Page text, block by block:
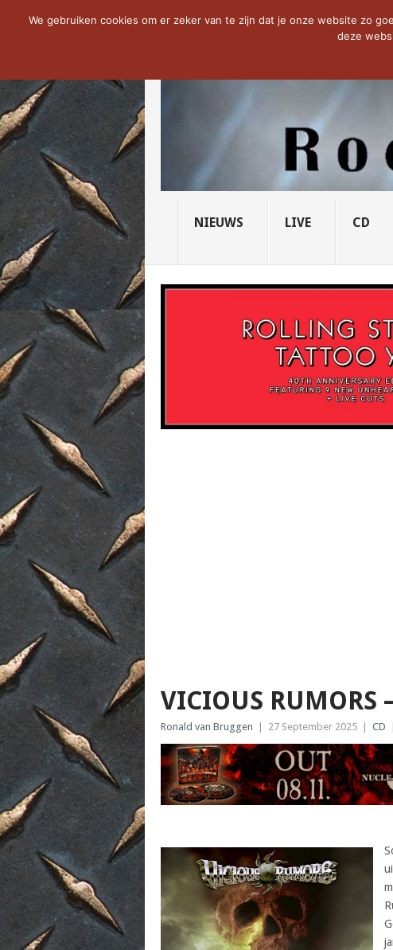
NOW TRENDING: THE VICIOUS HEAD SOCIETY...
NIEUWS LIVE CD
VICIOUS RUMORS
Ronald van Bruggen 27 September 2025 CD
We gebruiken cookies om er zeker van te zijn dat je onze website zo
deze